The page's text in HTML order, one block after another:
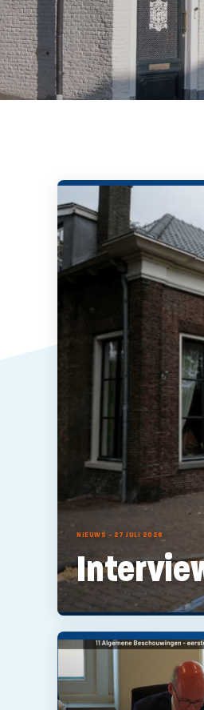
NIEUWS - 27 JULI 2026